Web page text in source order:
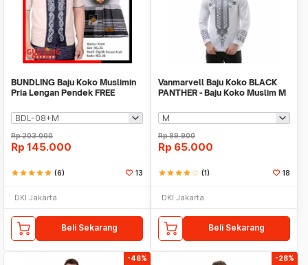
BUNDLING Baju Koko Muslimin
Pria Lengan Pendek FREE
Rp203.000
Rp 145.000
starstarstarstarstar (6) 13
DKI Jakarta
Beli Sekarang
Vanmarvell Baju Koko BLACK
PANTHER - Baju Koko Muslim M
Rp89.900
Rp 65.000
starstarstarstarstar_border (1) 18
DKI Jakarta
Beli Sekarang
-46% -28%